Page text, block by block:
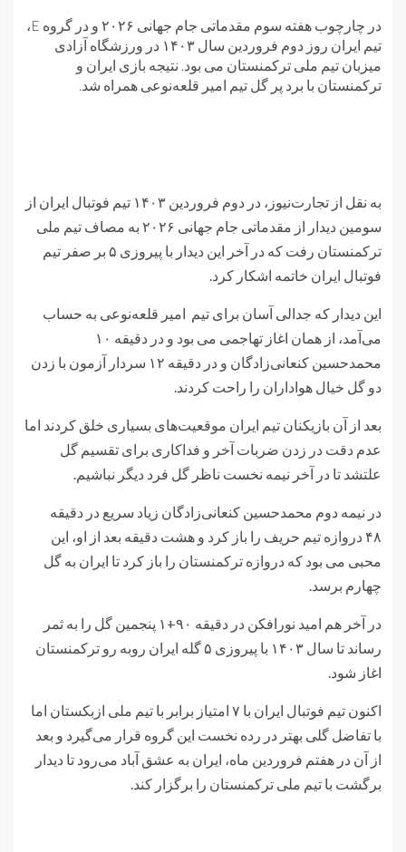
در چارچوب هفته سوم مقدماتی جام جهانی ۲۰۲۶ و در گروه E،
تیم ایران روز دوم فروردین سال ۱۴۰۳ در ورزشگاه آزادی
میزبان تیم ملی ترکمنستان می بود. نتیجه بازی ایران و
ترکمنستان با برد پر گل تیم امیر قلعه‌نوعی همراه شد.
به نقل از تجارت‌نیوز، در دوم فروردین ۱۴۰۳ تیم فوتبال ایران از
سومین دیدار از مقدماتی جام جهانی ۲۰۲۶ به مصاف تیم ملی
ترکمنستان رفت که در آخر این دیدار با پیروزی ۵ بر صفر تیم
فوتبال ایران خاتمه اشکار کرد.
این دیدار که جدالی آسان برای تیم امیر قلعه‌نوعی به حساب
می‌آمد، از همان اغاز تهاجمی می بود و در دقیقه ۱۰
محمدحسین کنعانی‌زادگان و در دقیقه ۱۲ سردار آزمون با زدن
دو گل خیال هواداران را راحت کردند.
بعد از آن بازیکنان تیم ایران موقعیت‌های بسیاری خلق کردند اما
عدم دقت در زدن ضربات آخر و فداکاری برای تقسیم گل
علتشد تا در آخر نیمه نخست ناظر گل فرد دیگر نباشیم.
در نیمه دوم محمدحسین کنعانی‌زادگان زیاد سریع در دقیقه
۴۸ دروازه تیم حریف را باز کرد و هشت دقیقه بعد از او، این
محبی می بود که دروازه ترکمنستان را باز کرد تا ایران به گل
چهارم برسد.
در آخر هم امید نورافکن در دقیقه ۹۰+۱ پنجمین گل را به ثمر
رساند تا سال ۱۴۰۳ با پیروزی ۵ گله ایران روبه رو ترکمنستان
اغاز شود.
اکنون تیم فوتبال ایران با ۷ امتیاز برابر با تیم ملی ازبکستان اما
با تفاضل گلی بهتر در رده نخست این گروه قرار می‌گیرد و بعد
از آن در هفتم فروردین ماه، ایران به عشق آباد می‌رود تا دیدار
برگشت با تیم ملی ترکمنستان را برگزار کند.